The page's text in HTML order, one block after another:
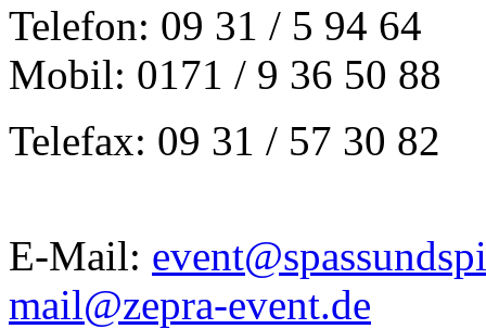
Telefon: 09 31 / 5 94 64
Mobil: 0171 / 9 36 50 88
Telefax: 09 31 / 57 30 82
E-Mail:
mail@zepra-event.de